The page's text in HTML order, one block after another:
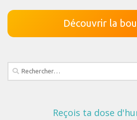
Découvrir la
Rechercher :